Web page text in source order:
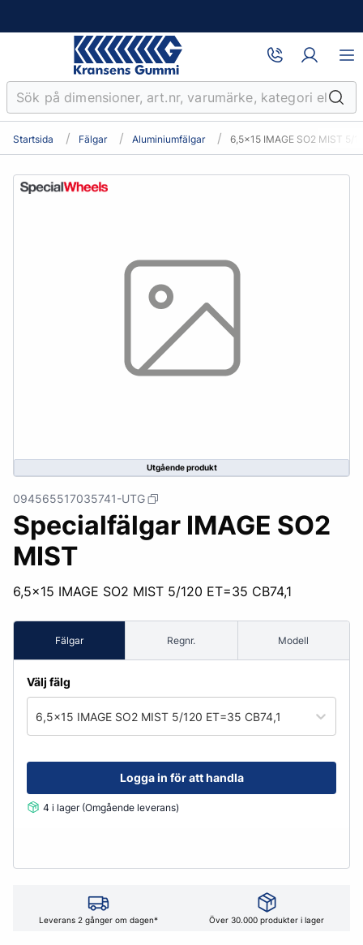
Startsida Fälgar Aluminiumfälgar 6,5x15 IMAGE SO2 MIST 5/
Utgående produkt
094565517035741-UTG
Specialfälgar IMAGE SO2
MIST
6,5x15 IMAGE SO2 MIST 5/120 ET=35 CB74,1
Fälgar Regnr. Modell
Välj fälg
6,5x15 IMAGE SO2 MIST 5/120 ET=35 CB74,1
Logga in för att handla
4 i lager (Omgående leverans)
Leverans 2 gånger om dagen* Över 30.000 produkter i lager